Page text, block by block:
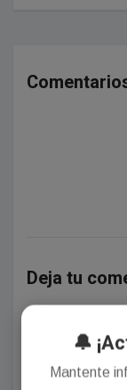
Deja tu
🔔
Mantente